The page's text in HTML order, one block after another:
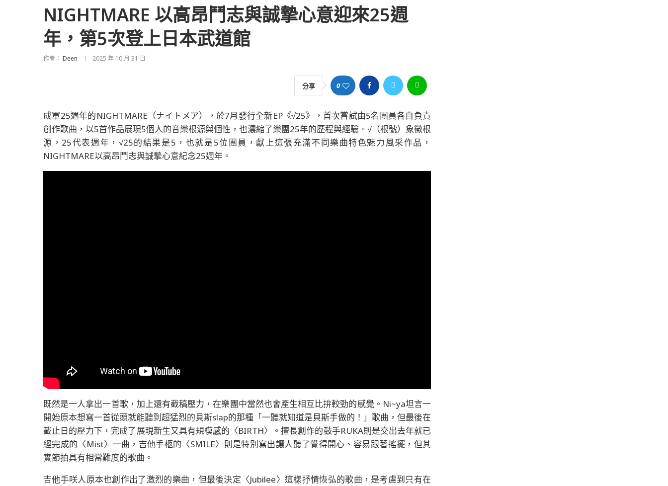
NIGHTMARE 以高昂鬥志與誠摯心意迎來25週
年，第5次登上日本武道館
作者： Deen 2025 年 10 月 31 日
分享 0
成軍25週年的NIGHTMARE（ナイトメア），於7月發行全新EP《√25》，首次嘗試由5名團員各自負責
創作歌曲，以5首作品展現5個人的音樂根源與個性，也濃縮了樂團25年的歷程與經驗。√（根號）象徵根
源，25代表週年，√25的結果是5，也就是5位團員，獻上這張充滿不同樂曲特色魅力風采作品，
NIGHTMARE以高昂鬥志與誠摯心意紀念25週年。
既然是一人拿出一首歌，加上還有截稿壓力，在樂團中當然也會產生相互比拚較勁的感覺。Ni~ya坦言一
開始原本想寫一首從頭就能聽到超猛烈的貝斯slap的那種「一聽就知道是貝斯手做的！」歌曲，但最後在
截止日的壓力下，完成了展現新生又具有規模感的〈BIRTH〉。擅長創作的鼓手RUKA則是交出去年就已
經完成的〈Mist〉一曲，吉他手柩的〈SMILE〉則是特別寫出讓人聽了覺得開心、容易跟著搖擺，但其
實節拍具有相當難度的歌曲。
吉他手咲人原本也創作出了激烈的樂曲，但最後決定〈Jubilee〉這樣抒情恢弘的歌曲，是考慮到只有在